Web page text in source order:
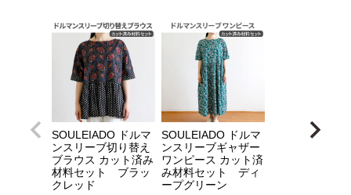
SOULEIADO ドルマ
ンスリーブ切り替え
ブラウス カット済み
材料セット ブラッ
クレッド
SOULEIADO ドルマ
ンスリーブギャザー
ワンピース カット済
み材料セット ディ
ープグリーン